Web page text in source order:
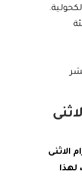
الاثنى
لهذا